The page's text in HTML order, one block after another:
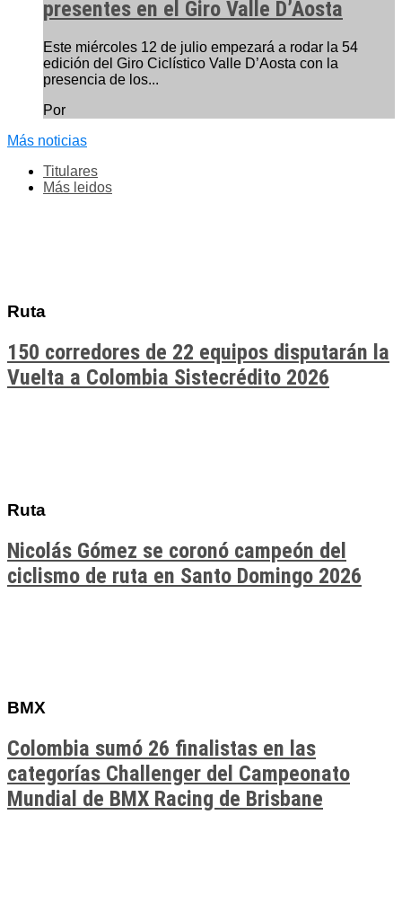
presentes en el Giro Valle D’Aosta
Este miércoles 12 de julio empezará a rodar la 54
edición del Giro Ciclístico Valle D’Aosta con la
presencia de los...
Por
Más noticias
Titulares
Más leidos
Ruta
150 corredores de 22 equipos disputarán la
Vuelta a Colombia Sistecrédito 2026
Ruta
Nicolás Gómez se coronó campeón del
ciclismo de ruta en Santo Domingo 2026
BMX
Colombia sumó 26 finalistas en las
categorías Challenger del Campeonato
Mundial de BMX Racing de Brisbane